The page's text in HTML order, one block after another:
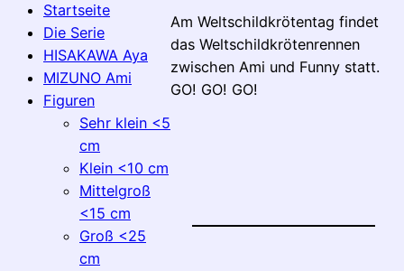
Startseite
Die Serie
HISAKAWA Aya
MIZUNO Ami
Figuren
Sehr klein <5
cm
Klein <10 cm
Mittelgroß
<15 cm
Groß <25
cm
Am Weltschildkrötentag findet
das Weltschildkrötenrennen
zwischen Ami und Funny statt.
GO! GO! GO!